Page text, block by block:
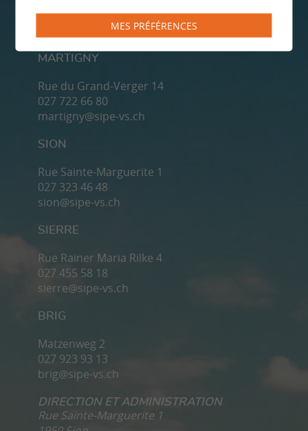
024 471 00 13
monthey@sipe-vs.ch
MARTIGNY
Rue du Grand-Verger 14
027 722 66 80
martigny@sipe-vs.ch
SION
Rue Sainte-Marguerite 1
027 323 46 48
sion@sipe-vs.ch
SIERRE
Rue Rainer Maria Rilke 4
027 455 58 18
sierre@sipe-vs.ch
BRIG
Matzenweg 2
027 923 93 13
brig@sipe-vs.ch
DIRECTION ET ADMINISTRATION
Rue Sainte-Marguerite 1
MES PRÉFÉRENCES